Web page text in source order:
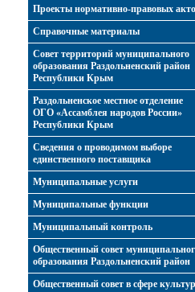
Проекты нормативно-правовых
Справочные материалы
Совет территорий муниципального
образования Раздольненский район
Республики Крым
Раздольненское местное отделение
ОГО «Ассамблея народов России»
Республики Крым
Cведения о проводимом выборе
единственного поставщика
Муниципальные услуги
Муниципальные функции
Муниципальный контроль
Общественный совет
образования Раздольненский район
Общественный совет в сфере